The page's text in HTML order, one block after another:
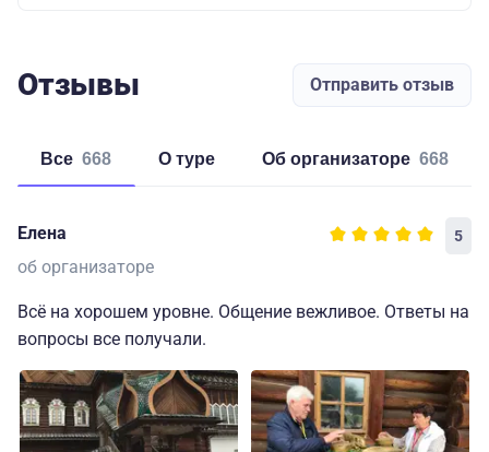
Отзывы Отправить отзыв
Все 668 о туре об организаторе 668
Елена 5
об организаторе
Всё на хорошем уровне. Общение вежливое. Ответы на
вопросы все получали.